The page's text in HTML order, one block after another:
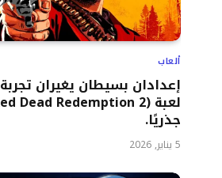
ألعاب
إعدادان بسيطان يغيران تجربة
جذريًا.
5 يناير, 2026